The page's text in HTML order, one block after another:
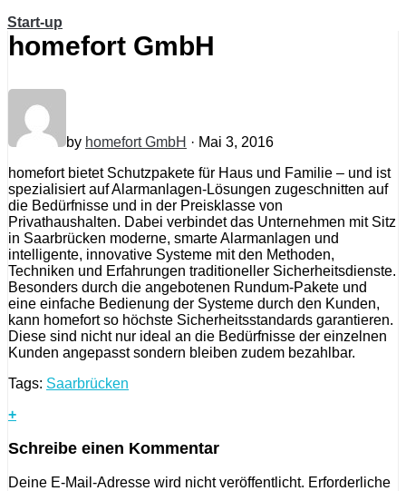
Start-up
homefort GmbH
by homefort GmbH · Mai 3, 2016
homefort bietet Schutzpakete für Haus und Familie – und ist
spezialisiert auf Alarmanlagen-Lösungen zugeschnitten auf
die Bedürfnisse und in der Preisklasse von
Privathaushalten. Dabei verbindet das Unternehmen mit Sitz
in Saarbrücken moderne, smarte Alarmanlagen und
intelligente, innovative Systeme mit den Methoden,
Techniken und Erfahrungen traditioneller Sicherheitsdienste.
Besonders durch die angebotenen Rundum-Pakete und
eine einfache Bedienung der Systeme durch den Kunden,
kann homefort so höchste Sicherheitsstandards garantieren.
Diese sind nicht nur ideal an die Bedürfnisse der einzelnen
Kunden angepasst sondern bleiben zudem bezahlbar.
Tags: Saarbrücken
+
Schreibe einen Kommentar
Deine E-Mail-Adresse wird nicht veröffentlicht. Erforderliche